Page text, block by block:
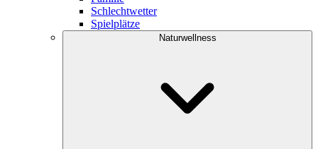
Schlechtwetter
Spielplätze
Naturwellness